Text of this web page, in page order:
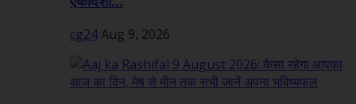
cg24Aug 9, 2026